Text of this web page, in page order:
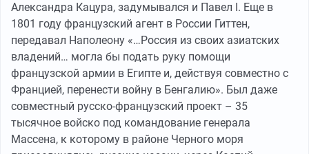
Александра Кацура, задумывался и Павел I. Еще в
1801 году французский агент в России Гиттен,
передавал Наполеону «…Россия из своих азиатских
владений… могла бы подать руку помощи
французской армии в Египте и, действуя совместно с
Францией, перенести войну в Бенгалию». Был даже
совместный русско-французский проект – 35
тысячное войско под командование генерала
Массена, к которому в районе Черного моря